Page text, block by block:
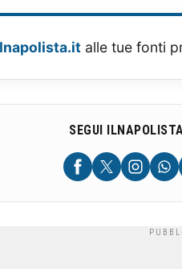
alle tue fonti
SEGUI